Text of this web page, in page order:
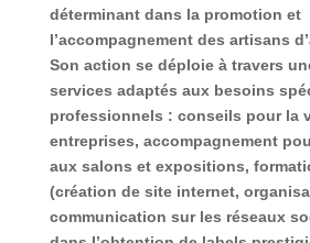
déterminant dans la promotion et
l’accompagnement des artisans
Son action se déploie à travers
services adaptés aux besoins
professionnels : conseils pour la
entreprises, accompagnement
aux salons et expositions,
(création de site internet,
communication sur les réseaux